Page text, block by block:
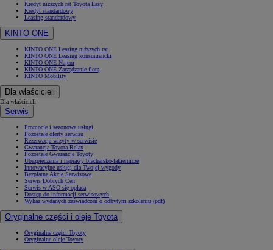
Kredyt niższych rat Toyota Easy
Kredyt standardowy
Leasing standardowy
KINTO ONE
KINTO ONE Leasing niższych rat
KINTO ONE Leasing konsumencki
KINTO ONE Najem
KINTO ONE Zarządzanie flotą
KINTO Mobility
Dla właścicieli
Dla właścicieli
Serwis
Promocje i sezonowe usługi
Pozostałe oferty serwisu
Rezerwacja wizyty w serwisie
Gwarancja Toyota Relax
Pozostałe Gwarancje Toyoty
Ubezpieczenia i naprawy blacharsko-lakiernicze
Innowacyjne usługi dla Twojej wygody
Bezpłatne Akcje Serwisowe
Serwis Dobrych Cen
Serwis w ASO się opłaca
Dostęp do informacji serwisowych
Wykaz wydanych zaświadczeń o odbytym szkoleniu (pdf)
Oryginalne części i oleje Toyota
Oryginalne części Toyoty
Oryginalne oleje Toyoty